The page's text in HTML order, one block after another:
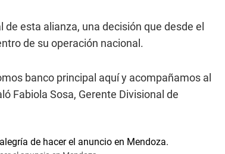
esta alianza, una decisión que desde el
de su operación nacional.
banco principal aquí y acompañamos al
Fabiola Sosa, Gerente Divisional de